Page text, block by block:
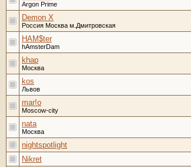
Argon Prime
Demon X
Россия Москва м.Дмитровская
HAM$ter
hAmsterDam
khap
Москва
kos
Львов
mar!o
Moscow-city
nata
Москва
nightspotlight
Nikret